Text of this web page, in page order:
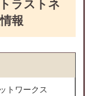
ラストネ
報
トワークス